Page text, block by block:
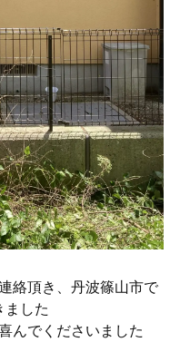
絡頂き、丹波篠山市で
した
んでくださいました